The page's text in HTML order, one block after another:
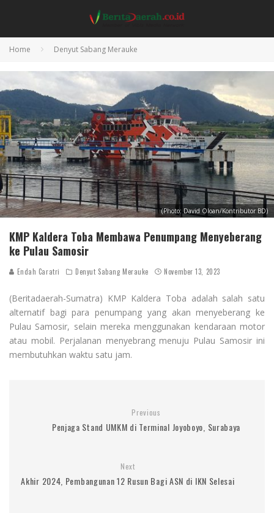
Home Denyut Sabang Merauke
(Photo: David Oloan/Kontributor BD)
KMP Kaldera Toba Membawa Penumpang Menyeberang
ke Pulau Samosir
Endah Caratri Denyut Sabang Merauke November 13, 2023
(Beritadaerah-Sumatra) KMP Kaldera Toba adalah salah satu
alternatif bagi para penumpang yang akan menyeberang ke
Pulau Samosir, selain mereka menggunakan kendaraan motor
atau mobil. Perjalanan menyebrang menuju Pulau Samosir ini
membutuhkan waktu satu jam.
Previous
Penjaga Stand UMKM di Terminal Joyoboyo, Surabaya
Next
Akhir 2024, Pembangunan 12 Rusun Bagi ASN di IKN Selesai